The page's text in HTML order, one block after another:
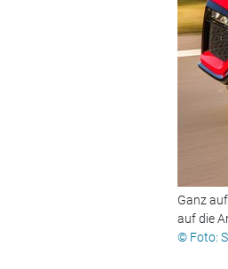
Ganz
auf die
© Foto: